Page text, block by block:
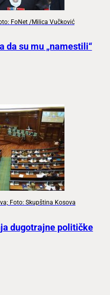
FoNet /Milica Vučković
da su mu „namestili“
Foto: Skupština Kosova
dugotrajne političke